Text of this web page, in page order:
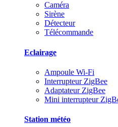
Caméra
Sirène
Détecteur
Télécommande
Eclairage
Ampoule Wi-Fi
Interrupteur ZigBee
Adaptateur ZigBee
Mini interrupteur
Station météo